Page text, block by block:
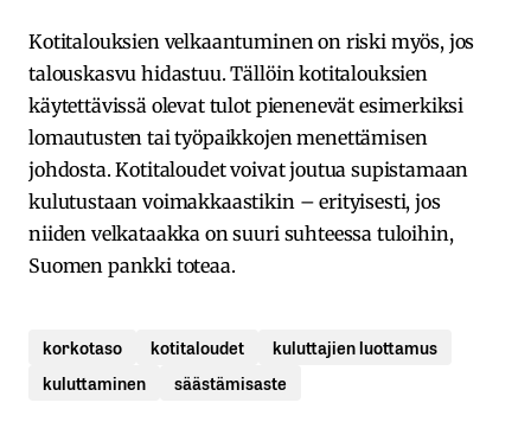
Kotitalouksien velkaantuminen on riski myös, jos
talouskasvu hidastuu. Tällöin kotitalouksien
käytettävissä olevat tulot pienenevät esimerkiksi
lomautusten tai työpaikkojen menettämisen
johdosta. Kotitaloudet voivat joutua supistamaan
kulutustaan voimakkaastikin – erityisesti, jos
niiden velkataakka on suuri suhteessa tuloihin,
Suomen pankki toteaa.
korkotaso kotitaloudet
kuluttajien luottamus
kuluttaminen
säästämisaste